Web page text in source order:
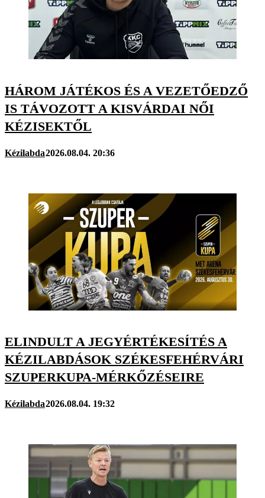
HÁROM JÁTÉKOS ÉS A VEZETŐEDZŐ
IS TÁVOZOTT A KISVÁRDAI NŐI
KÉZISEKTŐL
Kézilabda2026.08.04. 20:36
ELINDULT A JEGYÉRTÉKESÍTÉS A
KÉZILABDÁSOK SZÉKESFEHÉRVÁRI
SZUPERKUPA-MÉRKŐZÉSEIRE
Kézilabda2026.08.04. 19:32